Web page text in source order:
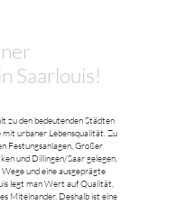
Saarlouis!
zu den bedeutenden Städten
urbaner Lebensqualität. Zu
Festungsanlagen, Großer
und Dillingen/Saar gelegen,
und eine ausgeprägte
legt man Wert auf Qualität,
Miteinander. Deshalb ist eine